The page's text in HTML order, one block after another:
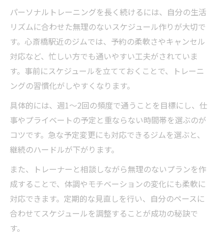
パーソナルトレーニングを長く続けるには、自分の生活
リズムに合わせた無理のないスケジュール作りが大切で
す。心斎橋駅近のジムでは、予約の柔軟さやキャンセル
対応など、忙しい方でも通いやすい工夫がされていま
す。事前にスケジュールを立てておくことで、トレーニ
ングの習慣化がしやすくなります。
具体的には、週1～2回の頻度で通うことを目標にし、仕
事やプライベートの予定と重ならない時間帯を選ぶのが
コツです。急な予定変更にも対応できるジムを選ぶと、
継続のハードルが下がります。
また、トレーナーと相談しながら無理のないプランを作
成することで、体調やモチベーションの変化にも柔軟に
対応できます。定期的な見直しを行い、自分のペースに
合わせてスケジュールを調整することが成功の秘訣で
す。